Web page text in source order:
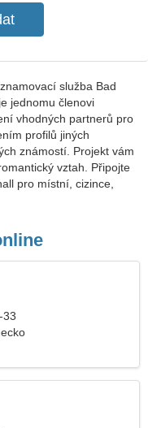
služba Bad
jednomu členovi
vhodných partnerů pro
profilů jiných
známostí. Projekt vám
vztah. Připojte
pro místní, cizince,
33